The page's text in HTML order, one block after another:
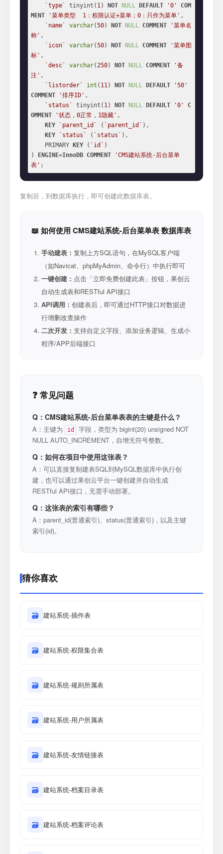
`type` tinyint( 1) NOT NULL DEFAULT '0'
COM
MENT
'菜单类型  1：权限认证+菜单；0：只作为菜单' ,
`name`
varchar(50) NOT NULL COMMENT
'菜单名
称' ,
`icon`
varchar(50) NOT NULL COMMENT
'菜单图
标' ,
`desc`
varchar(250) NOT NULL COMMENT
'备
注' ,
`listorder`
int ( 11) NOT NULL DEFAULT
'50'
COMMENT
'排序ID' ,
`status`
tinyint( 1) NOT NULL DEFAULT '0'
C
OMMENT
'状态，0正常，1隐藏' ,
KEY
`parent_id` ( `parent_id` ),
KEY
`status` ( `status` ),
    PRIMARY
KEY ( `id` )
)
ENGINE=InnoDB COMMENT
'CMS建站系统-后台菜单
表' ;
复制后，到数据库执行，即可创建此数据库表。
📖 如何使用 CMS建站系统-后台菜单表 数据库表
手动建表： 复制上方SQL语句，在MySQL客户端
（如Navicat、phpMyAdmin、命令行）中执行即可
一键创建： 点击「立即免费创建此表」按钮，果创云
自动生成表和RESTful API接口
API调用： 创建表后，即可通过HTTP接口对数据进
行增删改查操作
二次开发： 支持自定义字段、添加业务逻辑、生成小
程序/APP后端接口
❓ 常见问题
Q：CMS建站系统-后台菜单表表的主键是什么？
A：主键为 id
字段，类型为 bigint(20) unsigned NOT
NULL AUTO_INCREMENT，自增无符号整数。
Q：如何在项目中使用这张表？
A：可以直接复制建表SQL到MySQL数据库中执行创
建，也可以通过果创云平台一键创建并自动生成
RESTful API接口，无需手动部署。
Q：这张表的索引有哪些？
A：parent_id(普通索引)、status(普通索引)，以及主键
索引(id)。
猜你喜欢
🗃 建站系统-插件表
🗃 建站系统-权限集合表
🗃 建站系统-规则所属表
🗃 建站系统-用户所属表
🗃 建站系统-友情链接表
🗃 建站系统-档案目录表
🗃 建站系统-档案评论表